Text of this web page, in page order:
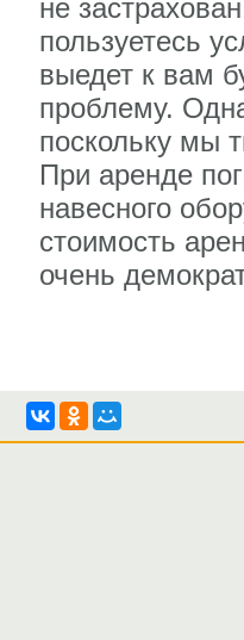
не
пользуетесь
выедет к вам
проблему.
поскольку мы
При аренде
навесного
стоимость
очень